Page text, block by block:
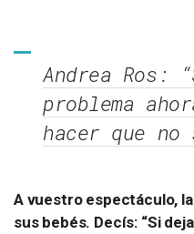
Andrea Ros:
problema
hacer que
A vuestro espectáculo,
sus bebés. Decís: “Si